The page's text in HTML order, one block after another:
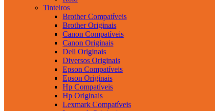
Tinteiros
Brother Compatíveis
Brother Originais
Canon Compatíveis
Canon Originais
Dell Originais
Diversos Originais
Epson Compatíveis
Epson Originais
Hp Compatíveis
Hp Originais
Lexmark Compatíveis